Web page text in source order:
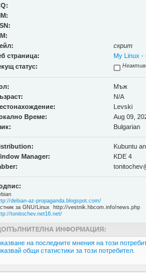
скрит
страница:
My Linux -
статус:
Мъж
N/A
Levski
Време:
Aug 09,
Bulgarian
Kubuntu
Manager:
KDE 4
debian-az-propaganda.blogspot.com/
за GNU/Linux http://vestnik.hbcom.info/news.php
tonitochev.net16.net/
ИНФОРМАЦИЯ:
на последните мнения на този
общи статистики за този потребител.